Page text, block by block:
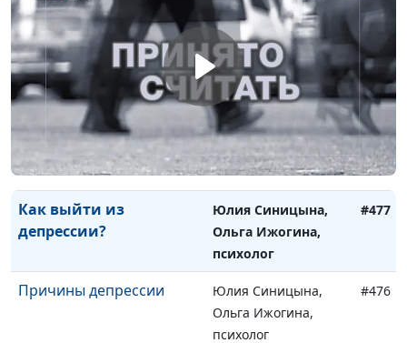
психолог
Отомстить или
простить?
Юлия Синицына,
Ольга Ижогина,
психолог
#479
Выход из суицидального
состояния
Юлия Синицына,
Ольга Ижогина,
психолог
#478
Как выйти из
депрессии?
Юлия Синицына,
Ольга Ижогина,
психолог
#477
Причины депрессии
Юлия Синицына,
Ольга Ижогина,
психолог
#476